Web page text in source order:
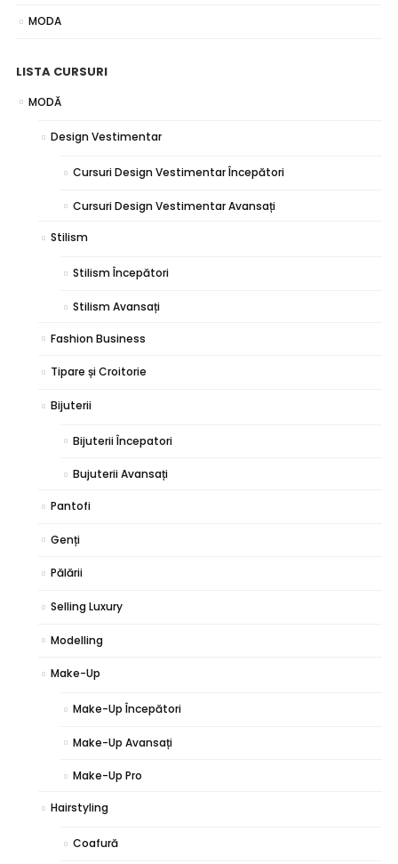
MODA
LISTA CURSURI
MODĂ
Design Vestimentar
Cursuri Design Vestimentar Începători
Cursuri Design Vestimentar Avansați
Stilism
Stilism Începători
Stilism Avansați
Fashion Business
Tipare și Croitorie
Bijuterii
Bijuterii Începatori
Bujuterii Avansați
Pantofi
Genți
Pălării
Selling Luxury
Modelling
Make-Up
Make-Up Începători
Make-Up Avansați
Make-Up Pro
Hairstyling
Coafură